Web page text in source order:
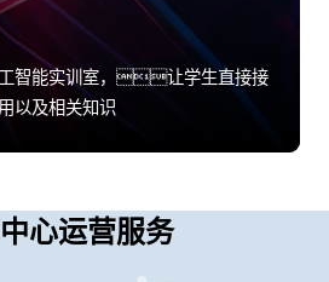
智能实训室，让学生直接接
以及相关知识
心运营服务